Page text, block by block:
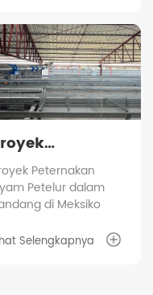
Petelur
Kandang
Meksiko
Peternakan
Petelur dalam
di Meksiko
Selengkapnya